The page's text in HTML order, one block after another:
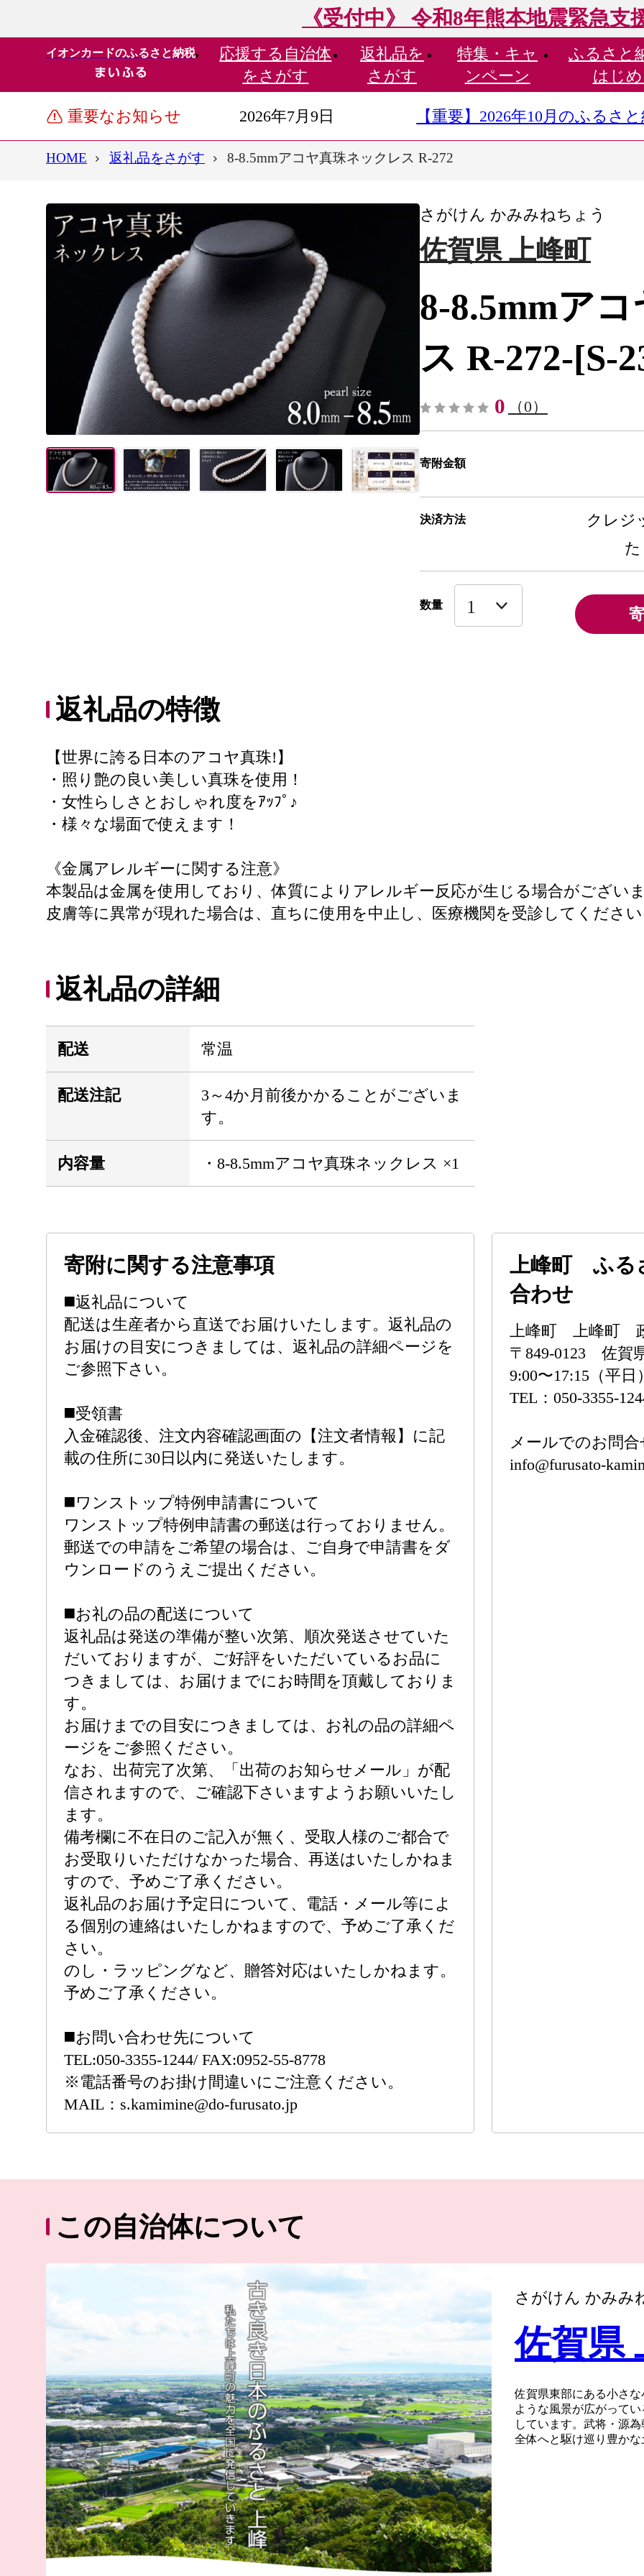
《受付中》 令和8年熊本地震緊急支
イオンカードのふるさと納税 応援する 自治体
をさがす
返礼品を
さがす
特集・ キャ
ンペーン
ふるさと
はじめ
重要なお知らせ 2026年7月9日 【重要】2026年10月のふるさ
HOME 返礼品をさがす 8-8.5mmアコヤ真珠ネックレス R-272
さがけん かみみねちょう
佐賀県 上峰町
8-8.5mmア
ス R-272-[S-
0 （0）
寄附金額
決済方法
クレジ
数量
返礼品の特徴
【世界に誇る日本のアコヤ真珠!】
・照り艶の良い美しい真珠を使用！
・女性らしさとおしゃれ度をｱｯﾌﾟ♪
・様々な場面で使えます！
《金属アレルギーに関する注意》
本製品は金属を使用しており、体質によりアレルギー反応が生じる場合がございま
皮膚等に異常が現れた場合は、直ちに使用を中止し、医療機関を受診してください
返礼品の詳細
配送 常温
配送注記
3～4か月前後かかることがございま
す。
内容量 ・8-8.5mmアコヤ真珠ネックレス ×1
寄附に関する注意事項
◼️返礼品について
配送は生産者から直送でお届けいたします。返礼品の
お届けの目安につきましては、返礼品の詳細ページを
ご参照下さい。
◼️受領書
入金確認後、注文内容確認画面の【注文者情報】に記
載の住所に30日以内に発送いたします。
◼️ワンストップ特例申請書について
ワンストップ特例申請書の郵送は行っておりません。
郵送での申請をご希望の場合は、ご自身で申請書をダ
ウンロードのうえご提出ください。
◼️お礼の品の配送について
返礼品は発送の準備が整い次第、順次発送させていた
だいておりますが、ご好評をいただいているお品に
つきましては、お届けまでにお時間を頂戴しておりま
す。
お届けまでの目安につきましては、お礼の品の詳細ペ
ージをご参照ください。
なお、出荷完了次第、「出荷のお知らせメール」が配
信されますので、ご確認下さいますようお願いいたし
ます。
備考欄に不在日のご記入が無く、受取人様のご都合で
お受取りいただけなかった場合、再送はいたしかねま
すので、予めご了承ください。
返礼品のお届け予定日について、電話・メール等によ
る個別の連絡はいたしかねますので、予めご了承くだ
さい。
のし・ラッピングなど、贈答対応はいたしかねます。
予めご了承ください。
◼️お問い合わせ先について
TEL:050-3355-1244/ FAX:0952-55-8778
※電話番号のお掛け間違いにご注意ください。
MAIL：s.kamimine@do-furusato.jp
上峰町 ふる
合わせ
上峰町 上峰町
〒849-0123 佐賀
9:00〜17:15（平日）
TEL：050-3355-
メールでのお問合
info@furusato-
この自治体について
さがけん かみみ
佐賀県
佐賀県東部にある小さ
ような風景が広がって
しています。武将・源
全体へと駆け巡り豊かな